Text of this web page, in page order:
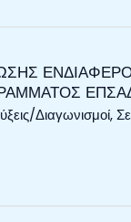
Διαγωνισμοί,